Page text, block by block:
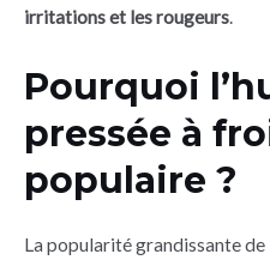
irritations et les rougeurs.
Pourquoi
pressée à
populaire ?
La popularité grandissante de